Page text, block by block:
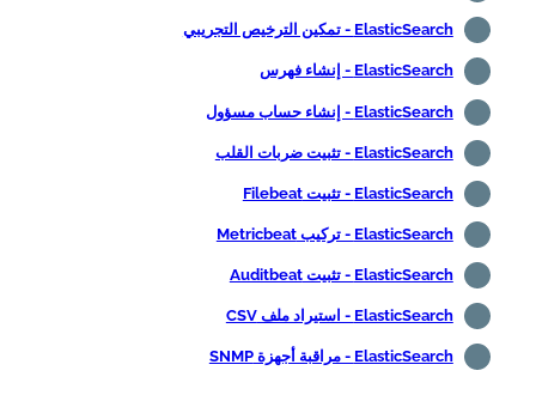
ElasticSearch - تمكين الترخيص التجريبي
ElasticSearch - إنشاء فهرس
ElasticSearch - إنشاء حساب مسؤول
ElasticSearch - تثبيت ضربات القلب
ElasticSearch - تثبيت Filebeat
ElasticSearch - تركيب Metricbeat
ElasticSearch - تثبيت Auditbeat
ElasticSearch - استيراد ملف CSV
ElasticSearch - مراقبة أجهزة SNMP